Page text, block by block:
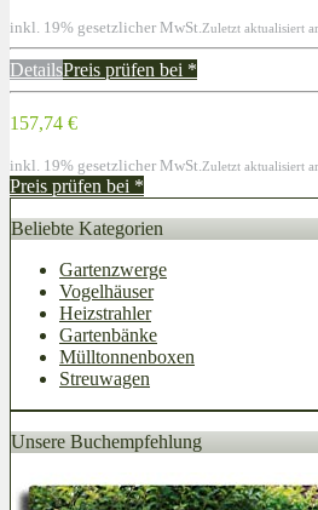
inkl. 19% gesetzlicher MwSt. Zuletzt aktualisiert
DetailsPreis prüfen bei *
157,74 €
inkl. 19% gesetzlicher MwSt. Zuletzt aktualisiert
Preis prüfen bei *
Beliebte Kategorien
Gartenzwerge
Vogelhäuser
Heizstrahler
Gartenbänke
Mülltonnenboxen
Streuwagen
Unsere Buchempfehlung